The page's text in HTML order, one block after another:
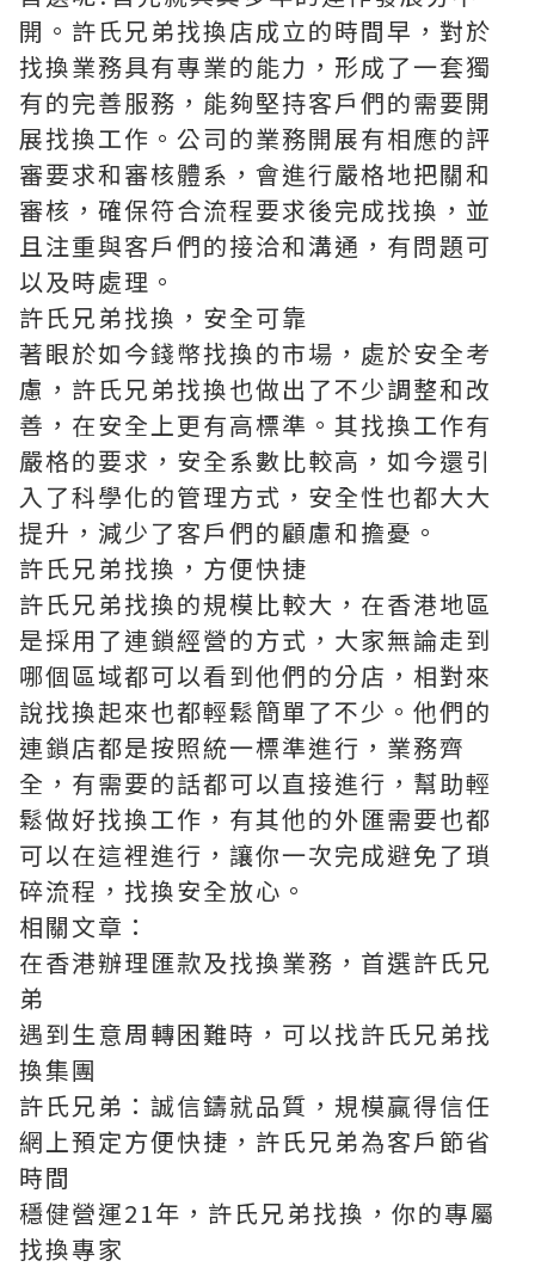
開。許氏兄弟找換店成立的時間早，對於
找換業務具有專業的能力，形成了一套獨
有的完善服務，能夠堅持客戶們的需要開
展找換工作。公司的業務開展有相應的評
審要求和審核體系，會進行嚴格地把關和
審核，確保符合流程要求後完成找換，並
且注重與客戶們的接洽和溝通，有問題可
以及時處理。
許氏兄弟找換，安全可靠
著眼於如今錢幣找換的市場，處於安全考
慮， 許氏兄弟找換也做出了不少調整和改
善，在安全上更有高標準。其找換工作有
嚴格的要求，安全系數比較高，如今還引
入了科學化的管理方式，安全性也都大大
提升，減少了客戶們的顧慮和擔憂。
許氏兄弟找換，方便快捷
許氏兄弟找換的規模比較大，在香港地區
是採用了連鎖經營的方式，大家無論走到
哪個區域都可以看到他們的分店，相對來
說找換起來也都輕鬆簡單了不少。他們的
連鎖店都是按照統一標準進行，業務齊
全，有需要的話都可以直接進行，幫助輕
鬆做好找換工作，有其他的外匯需要也都
可以在這裡進行，讓你一次完成避免了瑣
碎流程，找換安全放心。
相關文章：
在香港辦理匯款及找換業務，首選許氏兄
弟
遇到生意周轉困難時，可以找許氏兄弟找
換集團
許氏兄弟：誠信鑄就品質，規模贏得信任
網上預定方便快捷，許氏兄弟為客戶節省
時間
穩健營運21年，許氏兄弟找換，你的專屬
找換專家